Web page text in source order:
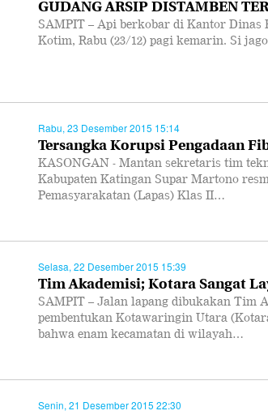
GUDANG ARSIP DISTAMBEN
SAMPIT – Api berkobar di Kantor Dinas
Kotim, Rabu (23/12) pagi kemarin. Si
Rabu, 23 Desember 2015 15:14
Tersangka Korupsi Pengadaan
KASONGAN - Mantan sekretaris tim
Kabupaten Katingan Supar Martono
Pemasyarakatan (Lapas) Klas II…
Selasa, 22 Desember 2015 15:39
Tim Akademisi; Kotara Sangat
SAMPIT – Jalan lapang dibukakan Tim
pembentukan Kotawaringin Utara
bahwa enam kecamatan di wilayah…
Senin, 21 Desember 2015 22:30